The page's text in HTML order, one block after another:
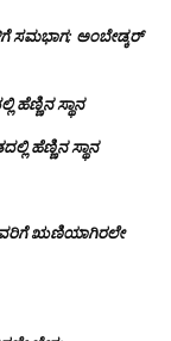
ಸಮಭಾಗ; ಅಂಬೇಡ್ಕರ್
ಸ್ಥಾನ‌
ಹೆಣ್ಣಿನ ಸ್ಥಾನ‌
ಋಣಿಯಾಗಿರಲೇ